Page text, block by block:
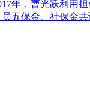
年，曹光跃利用
五保金、社保金共